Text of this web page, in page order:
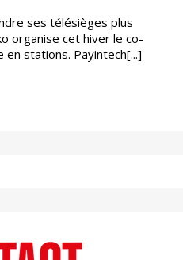
ses télésièges plus
organise cet hiver le co-
stations. Payintech[...]